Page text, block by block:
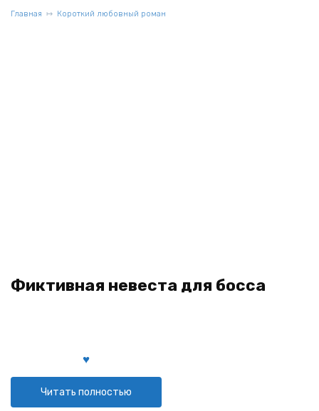
Главная Короткий любовный роман
Фиктивная невеста для босса
Читать полностью